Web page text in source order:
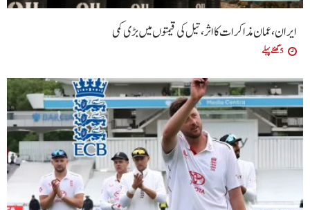
ایران، عمان مذاکرات کا اثر، تیل کی قیمتوں میں بڑی کمی
5 گھنٹے پہلے